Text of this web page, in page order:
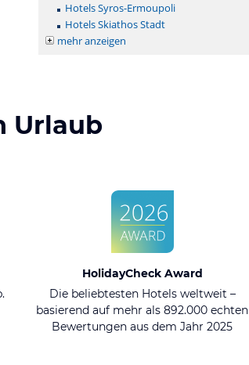
Hotels Syros-Ermoupoli
Hotels Skiathos Stadt
mehr anzeigen
Urlaub
HolidayCheck Award
Die beliebtesten Hotels weltweit –
basierend auf mehr als 892.000 echten
Bewertungen aus dem Jahr 2025